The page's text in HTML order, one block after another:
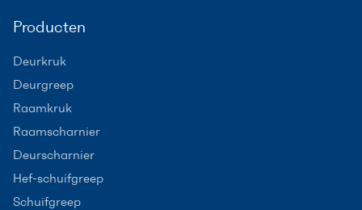
Producten
Deurkruk
Deurgreep
Raamkruk
Raamscharnier
Deurscharnier
Hef-schuifgreep
Schuifgreep